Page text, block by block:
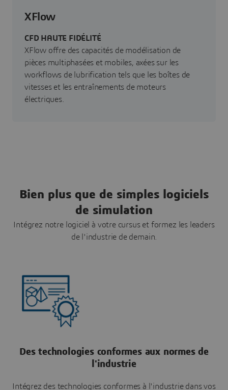
XFlow
CFD HAUTE FIDÉLITÉ
XFlow offre des capacités de modélisation de
pièces multiphasées et mobiles, axées sur les
workflows de lubrification tels que les boîtes de
vitesses et les entraînements de moteurs
électriques.
Bien plus que de simples logiciels
de simulation
Intégrez notre logiciel à votre cursus et formez les leaders
de l'industrie de demain.
Des technologies conformes aux normes de
l'industrie
Intégrez des technologies conformes à l'industrie dans vos